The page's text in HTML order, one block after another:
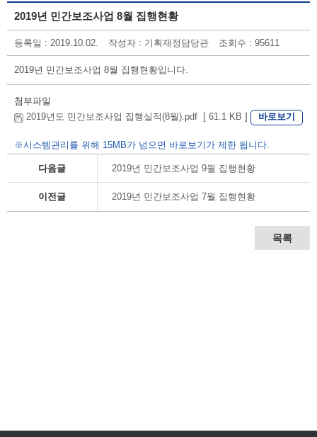
2019년 민간보조사업 8월 집행현황
등록일 : 2019.10.02. 작성자 : 기획재정담당관 조회수 : 95611
2019년 민간보조사업 8월 집행현황입니다.
첨부파일
2019년도 민간보조사업 집행실적(8월).pdf [ 61.1 KB ]
바로보기
※시스템관리를 위해 15MB가 넘으면 바로보기가 제한 됩니다.
다음글 2019년 민간보조사업 9월 집행현황
이전글 2019년 민간보조사업 7월 집행현황
목록